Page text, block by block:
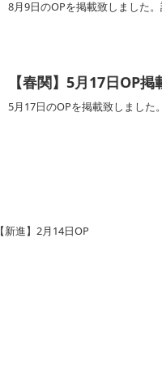
8月9日のOPを掲載致しました
【春関】5月17日OP掲
5月17日のOPを掲載致しまし
【新進】2月14日OP